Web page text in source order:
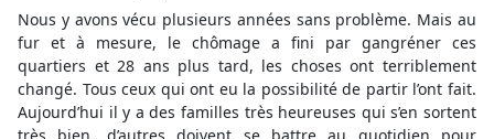
Nous y avons vécu plusieurs années sans problème. Mais au
fur et à mesure, le chômage a fini par gangréner ces
quartiers et 28 ans plus tard, les choses ont terriblement
changé. Tous ceux qui ont eu la possibilité de partir l’ont fait.
Aujourd’hui il y a des familles très heureuses qui s’en sortent